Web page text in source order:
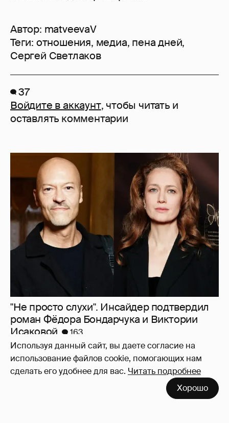
Используя данный сайт, вы даете согласие на
использование файлов cookie, помогающих нам
сделать его удобнее для вас. Читать подробнее
Хорошо
Автор: matveevaV
Теги: отношения, медиа, пена дней,
Сергей Светлаков
37
Войдите в аккаунт, чтобы читать и
оставлять комментарии
"Не просто слухи". Инсайдер подтвердил
роман Фёдора Бондарчука и Виктории
Исаковой
163